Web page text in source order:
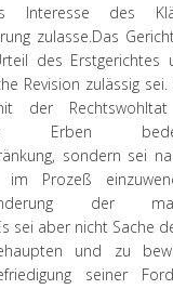
Interesse des
zulasse.Das
des Erstgerichtes
Revision zulässig
der
Erben
sondern sei
im Prozeß
der
sei aber nicht Sache
und zu
seiner